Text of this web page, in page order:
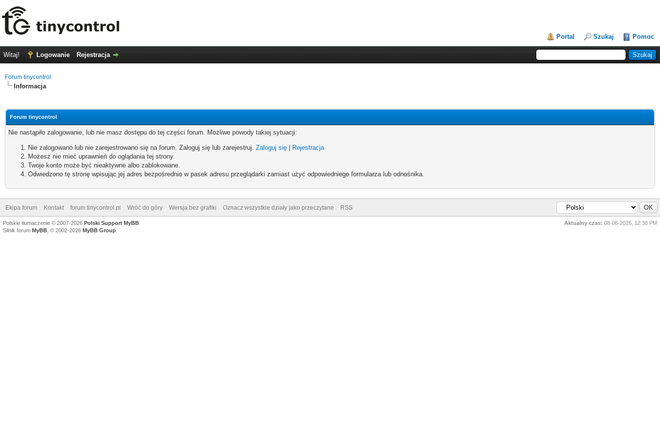
Portal Szukaj Pomoc
Witaj! Logowanie Rejestracja
Forum tinycontrol
Informacja
Forum tinycontrol
Nie nastąpiło zalogowanie, lub nie masz dostępu do tej części forum. Możliwe powody takiej sytuacji:
Nie zalogowano lub nie zarejestrowano się na forum. Zaloguj się lub zarejestruj. Zaloguj się
Rejestracja
Możesz nie mieć uprawnień do oglądania tej strony.
Twoje konto może być nieaktywne albo zablokowane.
Odwiedzono tę stronę wpisując jej adres bezpośrednio w pasek adresu przeglądarki zamiast użyć odpowiedniego formularza lub odnośnika.
Ekipa forum Kontakt forum.tinycontrol.pl Wróć do góry Wersja bez grafiki Oznacz wszystkie działy jako przeczytane RSS
Aktualny czas: 08-06-2026, 12:38 PM
Polskie tłumaczenie © 2007-2026 Polski Support MyBB
Silnik forum MyBB , © 2002-2026 MyBB Group